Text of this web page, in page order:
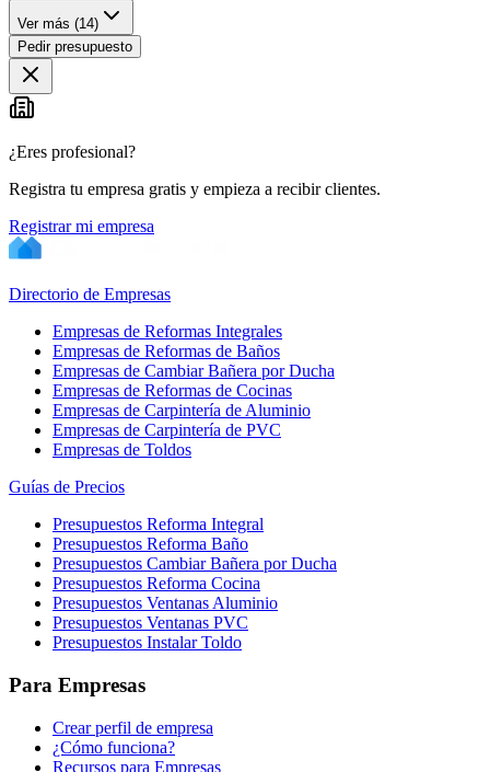
Ver más (14)
Pedir presupuesto
¿Eres profesional?
Registra tu empresa gratis y empieza a recibir clientes.
Registrar mi empresa
Directorio de Empresas
Empresas de Reformas Integrales
Empresas de Reformas de Baños
Empresas de Cambiar Bañera por Ducha
Empresas de Reformas de Cocinas
Empresas de Carpintería de Aluminio
Empresas de Carpintería de PVC
Empresas de Toldos
Guías de Precios
Presupuestos Reforma Integral
Presupuestos Reforma Baño
Presupuestos Cambiar Bañera por Ducha
Presupuestos Reforma Cocina
Presupuestos Ventanas Aluminio
Presupuestos Ventanas PVC
Presupuestos Instalar Toldo
Para Empresas
Crear perfil de empresa
¿Cómo funciona?
Recursos para Empresas